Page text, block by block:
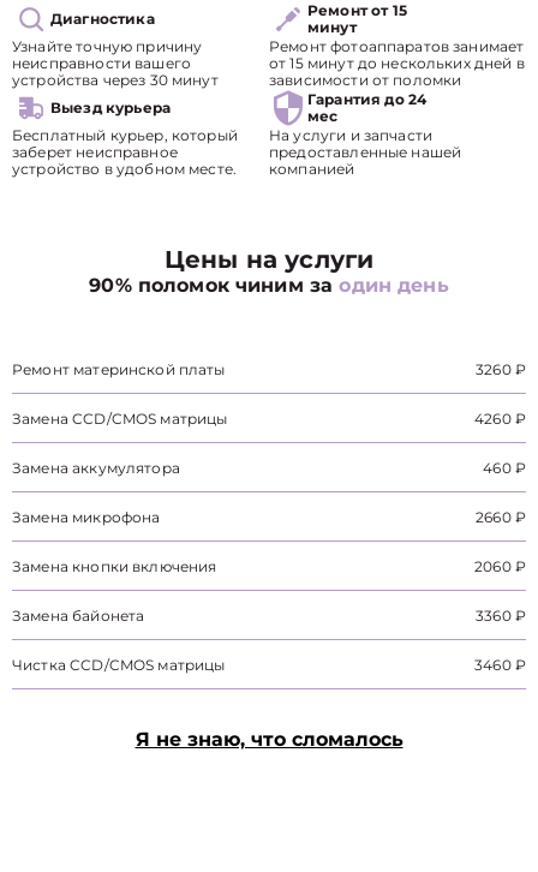
Диагностика
Узнайте точную причину
неисправности вашего
устройства через 30 минут
Ремонт от 15
минут
Ремонт фотоаппаратов занимает
от 15 минут до нескольких дней в
зависимости от поломки
Выезд курьера
Бесплатный курьер, который
заберет неисправное
устройство в удобном месте.
Гарантия до 24
мес
На услуги и запчасти
предоставленные нашей
компанией
Цены на услуги
90% поломок чиним заодин день
Ремонт материнской платы 3260 ₽
Замена CCD/CMOS матрицы 4260 ₽
Замена аккумулятора 460 ₽
Замена микрофона 2660 ₽
Замена кнопки включения 2060 ₽
Замена байонета 3360 ₽
Чистка CCD/CMOS матрицы 3460 ₽
Я не знаю, что сломалось